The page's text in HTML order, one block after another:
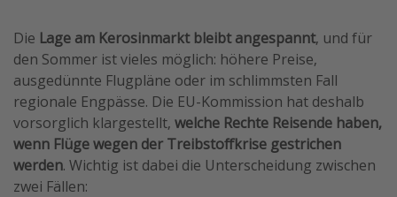
Digital Nomad Tipps
Beste Reiseziele 20225
Die Lage am Kerosinmarkt bleibt angespannt, und für
den Sommer ist vieles möglich: höhere Preise,
ausgedünnte Flugpläne oder im schlimmsten Fall
regionale Engpässe. Die EU-Kommission hat deshalb
vorsorglich klargestellt, welche Rechte Reisende haben,
wenn Flüge wegen der Treibstoffkrise gestrichen
werden. Wichtig ist dabei die Unterscheidung zwischen
zwei Fällen: